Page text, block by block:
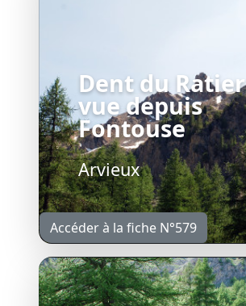
Dent du Ratier
vue depuis
Fontouse
Arvieux
Accéder à la fiche N°579